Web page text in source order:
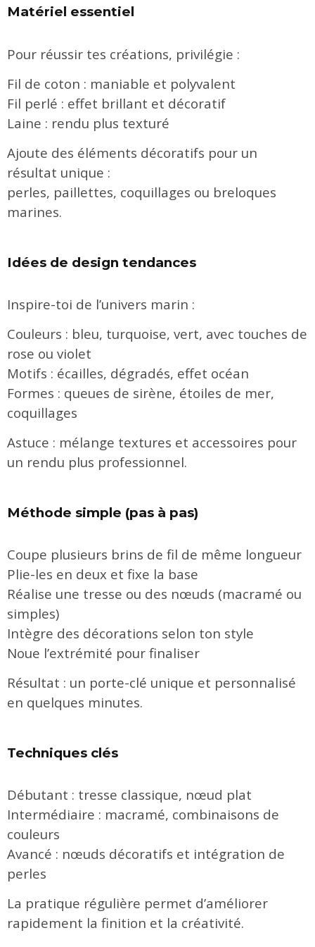
Matériel essentiel
Pour réussir tes créations, privilégie :
Fil de coton : maniable et polyvalent
Fil perlé : effet brillant et décoratif
Laine : rendu plus texturé
Ajoute des éléments décoratifs pour un
résultat unique :
perles, paillettes, coquillages ou breloques
marines.
Idées de design tendances
Inspire-toi de l’univers marin :
Couleurs : bleu, turquoise, vert, avec touches de
rose ou violet
Motifs : écailles, dégradés, effet océan
Formes : queues de sirène, étoiles de mer,
coquillages
Astuce : mélange textures et accessoires pour
un rendu plus professionnel.
Méthode simple (pas à pas)
Coupe plusieurs brins de fil de même longueur
Plie-les en deux et fixe la base
Réalise une tresse ou des nœuds (macramé ou
simples)
Intègre des décorations selon ton style
Noue l’extrémité pour finaliser
Résultat : un porte-clé unique et personnalisé
en quelques minutes.
Techniques clés
Débutant : tresse classique, nœud plat
Intermédiaire : macramé, combinaisons de
couleurs
Avancé : nœuds décoratifs et intégration de
perles
La pratique régulière permet d’améliorer
rapidement la finition et la créativité.